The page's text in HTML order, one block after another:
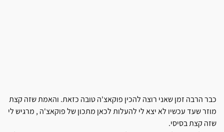
כבר הרבה זמן שאני רוצה להכין פוקאצ'ה טובה כזאת. והאמת שזה קצת
מוזר שעד עכשיו לא יצא לי להעלות לכאן מתכון של פוקאצ'ה , מרגיש לי
שזה קצת בסיסי.